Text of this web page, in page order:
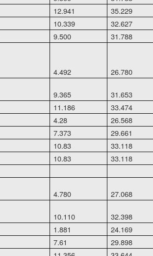
12.941
35.229
10.339
32.627
9.500
31.788
4.492
26.780
9.365
31.653
11.186
33.474
4.28
26.568
7.373
29.661
10.83
33.118
10.83
33.118
4.780
27.068
10.110
32.398
1.881
24.169
7.61
29.898